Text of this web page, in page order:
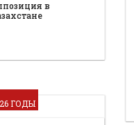
в
ГОДЫ